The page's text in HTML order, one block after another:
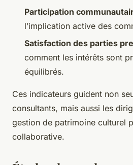
Participation
l’implication active des
Satisfaction des parties
comment les intérêts sont
équilibrés.
Ces indicateurs guident non
consultants, mais aussi les
gestion de patrimoine culturel
collaborative.